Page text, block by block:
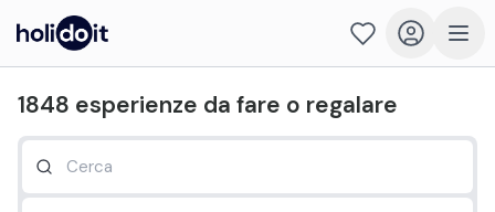
1848 esperienze da fare o regalare
Holidoit - Trova cosa fare il prossimo weekend